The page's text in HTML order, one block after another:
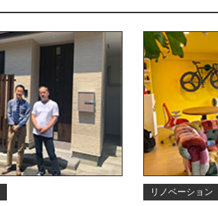
リノベーション